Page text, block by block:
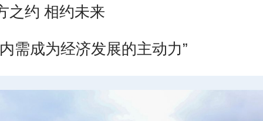
之约 相约未来
需成为经济发展的主动力”